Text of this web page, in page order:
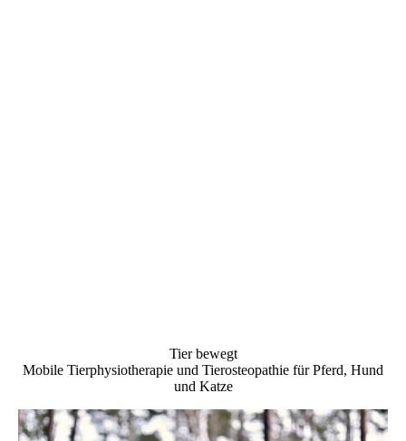
Tier bewegt
Mobile Tierphysiotherapie und Tierosteopathie für Pferd, Hund
und Katze